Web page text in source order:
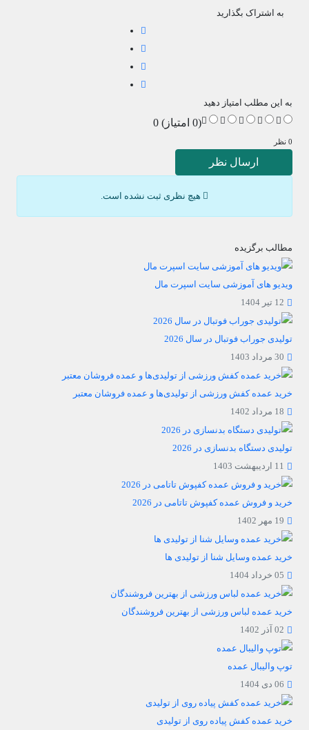
به اشتراک بگذارید
به این مطلب امتیاز دهید
(0 امتیاز) 0
0 نظر
ارسال نظر
هیچ نظری ثبت نشده است.
مطالب برگزیده
ویدیو های آموزشی سایت اسپرت مال
12 تیر 1404
تولیدی جوراب فوتبال در سال 2026
30 مرداد 1403
خرید عمده کفش ورزشی از تولیدی‌ها و عمده فروشان معتبر
18 مرداد 1402
تولیدی دستگاه بدنسازی در 2026
11 اردیبهشت 1403
خرید و فروش عمده کفپوش تاتامی در 2026
19 مهر 1402
خرید عمده وسایل شنا از تولیدی ها
05 خرداد 1404
خرید عمده لباس ورزشی از بهترین فروشندگان
02 آذر 1402
توپ والیبال عمده
06 دی 1404
خرید عمده کفش پیاده روی از تولیدی